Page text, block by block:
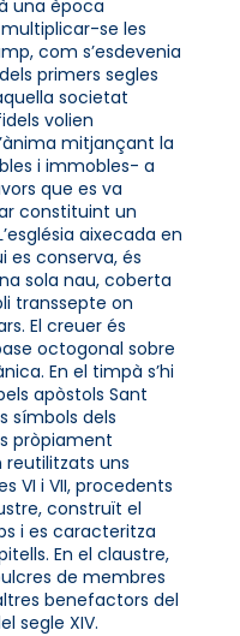
una època
se les
com s’esdevenia
primers segles
societat
volien
mitjançant la
i immobles- a
que es va
constituint un
aixecada en
es conserva, és
sola nau, coberta
transsepte on
El creuer és
octogonal sobre
En el timpà s’hi
apòstols Sant
símbols dels
pròpiament
uns
VI i VII, procedents
construït el
i es caracteritza
En el claustre,
de membres
benefactors del
segle XIV.